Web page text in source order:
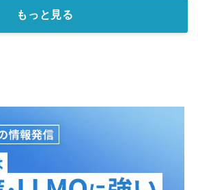
もっと見る